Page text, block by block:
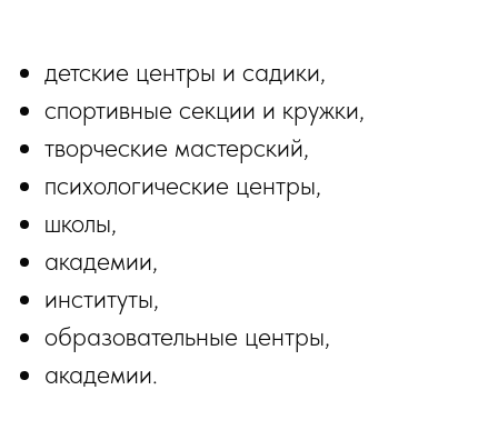
детские центры и садики,
спортивные секции и кружки,
творческие мастерский,
психологические центры,
школы,
академии,
институты,
образовательные центры,
академии.